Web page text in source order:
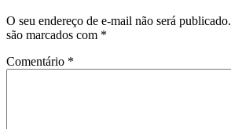
O seu endereço de e-mail não será publicado.
são marcados com *
Comentário *